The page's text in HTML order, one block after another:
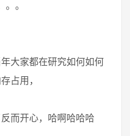
。
大家都在研究如何如何
占用，
而开心，哈啊哈哈哈